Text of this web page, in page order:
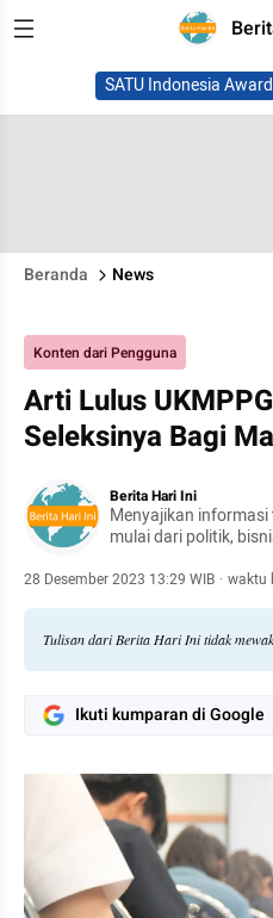
SATU Indonesia
Beranda News
Konten dari Pengguna
Arti Lulus
Seleksinya Bagi
Berita Hari Ini
Menyajikan
mulai dari politik,
28 Desember 2023 13:29 WIB · waktu
Tulisan dari Berita Hari Ini tidak
Ikuti kumparan di Google